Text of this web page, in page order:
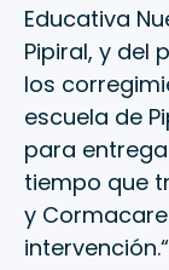
Educativa
Pipiral, y del
los
escuela de
para
tiempo que
y